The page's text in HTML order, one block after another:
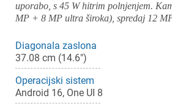
uporabo, s 45 W hitrim polnjenjem.
MP + 8 MP ultra široka), spredaj 12
Diagonala zaslona
37.08 cm (14.6")
Operacijski sistem
Android 16, One UI 8